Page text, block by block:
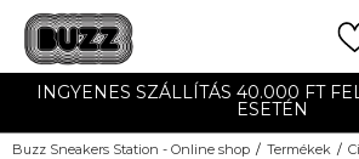
INGYENES SZÁLLÍTÁS 40.000 FT
ESETÉN
Buzz Sneakers Station - Online shop Termékek